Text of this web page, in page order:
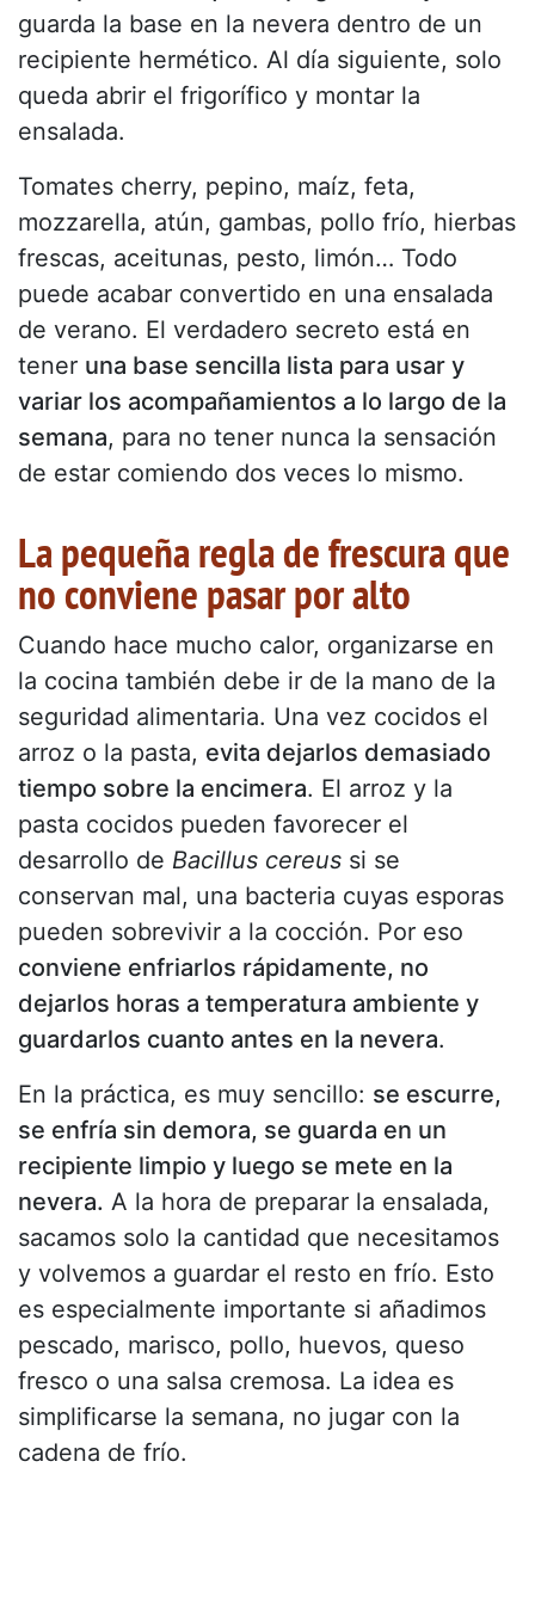
guarda la base en la nevera dentro de un
recipiente hermético. Al día siguiente, solo
queda abrir el frigorífico y montar la
ensalada.
Tomates cherry, pepino, maíz, feta,
mozzarella, atún, gambas, pollo frío, hierbas
frescas, aceitunas, pesto, limón… Todo
puede acabar convertido en una ensalada
de verano. El verdadero secreto está en
tener una base sencilla lista para usar y
variar los acompañamientos a lo largo de la
semana, para no tener nunca la sensación
de estar comiendo dos veces lo mismo.
La pequeña regla de frescura que
no conviene pasar por alto
Cuando hace mucho calor, organizarse en
la cocina también debe ir de la mano de la
seguridad alimentaria. Una vez cocidos el
arroz o la pasta, evita dejarlos demasiado
tiempo sobre la encimera. El arroz y la
pasta cocidos pueden favorecer el
desarrollo de Bacillus cereus si se
conservan mal, una bacteria cuyas esporas
pueden sobrevivir a la cocción. Por eso
conviene enfriarlos rápidamente, no
dejarlos horas a temperatura ambiente y
guardarlos cuanto antes en la nevera.
En la práctica, es muy sencillo: se escurre,
se enfría sin demora, se guarda en un
recipiente limpio y luego se mete en la
nevera. A la hora de preparar la ensalada,
sacamos solo la cantidad que necesitamos
y volvemos a guardar el resto en frío. Esto
es especialmente importante si añadimos
pescado, marisco, pollo, huevos, queso
fresco o una salsa cremosa. La idea es
simplificarse la semana, no jugar con la
cadena de frío.